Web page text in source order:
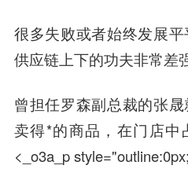
很多失败或者始终发展
供应链上下的功夫非常差
曾担任罗森副总裁的张
卖得*的商品，在门店中
<_o3a_p